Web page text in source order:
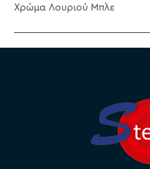
Χρώμα Λουριού Μπλε